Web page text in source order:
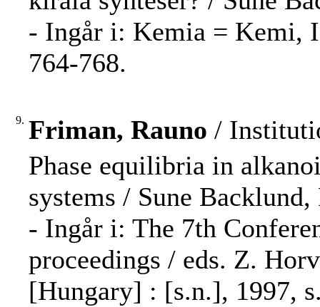
- Ingår i: Kemia = Kemi,
764-768.
9. Friman, Rauno /
Phase equilibria in
systems / Sune
- Ingår i: The 7th
proceedings / eds. Z.
[Hungary] : [s.n.], 1997,